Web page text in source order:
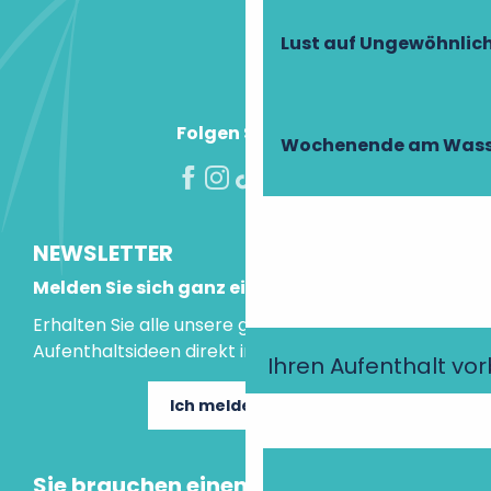
Lust auf
Wochenende am
Ihren Aufenthalt
Folgen Sie uns!
NEWSLETTER
Melden Sie sich ganz einfach an!
Erhalten Sie alle unsere guten Tipps und
Aufenthaltsideen direkt in Ihre Mailbox.
Ich melde mich an